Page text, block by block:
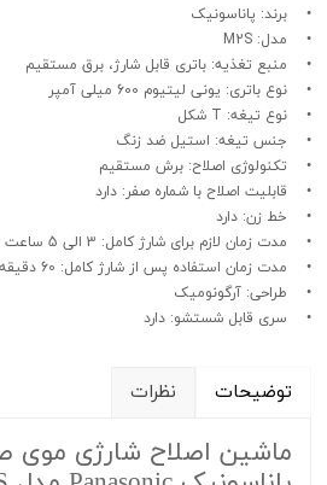
• برند: پاناسونیک
• مدل: M2S
• منبع تغذیه: باتری قابل شارژ، برق مستقیم
• نوع باتری: یونی لیتیوم 600 میلی آمپر
• نوع تیغه: T شکل
• جنس تیغه: استیل ضد زنگ
• تکنولوژی اصلاح: برش مستقیم
• قابلیت اصلاح با شماره صفر: دارد
• خط زن: دارد
• مدت زمان لازم برای شارژ کامل: 3 الی 5 ساعت
• مدت زمان استفاده پس از شارژ کامل: 60 دقیقه
• طراحی: آرگونومیک
• سری قابل شستشو: دارد
توضیحات نظرات
ماشین اصلاح شارژی موی